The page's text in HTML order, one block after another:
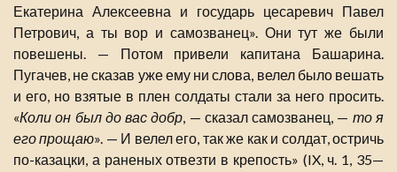
Екатерина Алексеевна и государь цесаревич Павел
Петрович, а ты вор и самозванец». Они тут же были
повешены. — Потом привели капитана Башарина.
Пугачев, не сказав уже ему ни слова, велел было вешать
и его, но взятые в плен солдаты стали за него просить.
«Коли он был до вас добр, — сказал самозванец, — то я
его прощаю». — И велел его, так же как и солдат, остричь
по-казацки, а раненых отвезти в крепость» (IX, ч. 1, 35—